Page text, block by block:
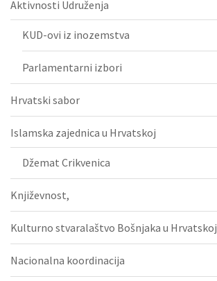
Aktivnosti Udruženja
KUD-ovi iz inozemstva
Parlamentarni izbori
Hrvatski sabor
Islamska zajednica u Hrvatskoj
Džemat Crikvenica
Književnost,
Kulturno stvaralaštvo Bošnjaka u Hrvatskoj
Nacionalna koordinacija